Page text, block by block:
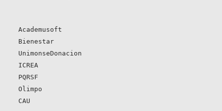
Academusoft
Bienestar
UnimonseDonacion
ICREA
PQRSF
Olimpo
CAU